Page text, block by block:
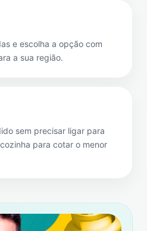
e escolha a opção com
a sua região.
sem precisar ligar para
para cotar o menor